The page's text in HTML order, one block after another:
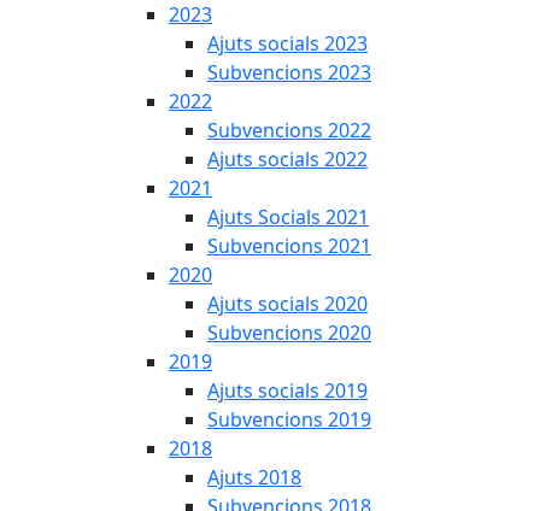
2023
Ajuts socials 2023
Subvencions 2023
2022
Subvencions 2022
Ajuts socials 2022
2021
Ajuts Socials 2021
Subvencions 2021
2020
Ajuts socials 2020
Subvencions 2020
2019
Ajuts socials 2019
Subvencions 2019
2018
Ajuts 2018